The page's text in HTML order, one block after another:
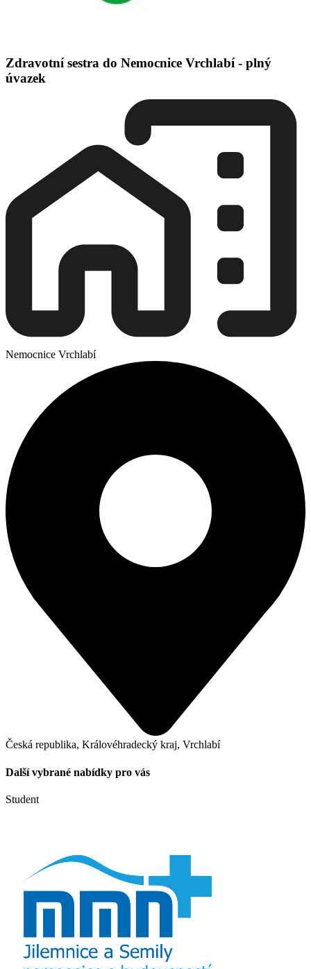
Zdravotní sestra do Nemocnice Vrchlabí - plný
úvazek
Nemocnice Vrchlabí
Česká republika, Královéhradecký kraj, Vrchlabí
Další vybrané nabídky pro vás
Student